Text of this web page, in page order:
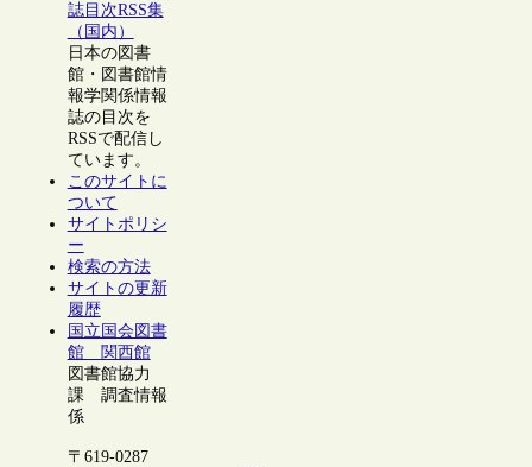
誌目次RSS集
（国内）
日本の図書
館・図書館情
報学関係情報
誌の目次を
RSSで配信し
ています。
このサイトに
ついて
サイトポリシ
ー
検索の方法
サイトの更新
履歴
国立国会図書
館 関西館
図書館協力
課 調査情報
係
〒619-0287